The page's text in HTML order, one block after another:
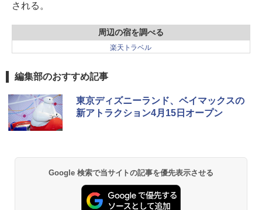
される。
周辺の宿を調べる
楽天トラベル
編集部のおすすめ記事
東京ディズニーランド、ベイマックスの
新アトラクション4月15日オープン
Google 検索で当サイトの記事を優先表示させる